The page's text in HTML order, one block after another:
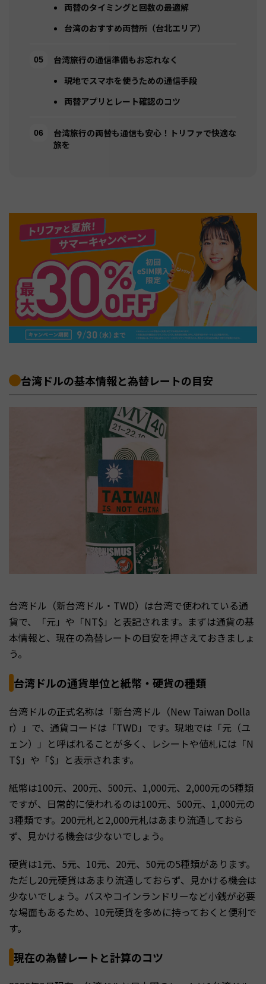
両替のタイミングと回数の最適解
台湾のおすすめ両替所（台北エリア）
台湾旅行の通信準備もお忘れなく
現地でスマホを使うための通信手段
両替アプリとレート確認のコツ
台湾旅行の両替も通信も安心！トリファで快適な
旅を
台湾ドルの基本情報と為替レートの目安
台湾ドル（新台湾ドル・TWD）は台湾で使われている通
貨で、「元」や「NT$」と表記されます。まずは通貨の基
本情報と、現在の為替レートの目安を押さえておきましょ
う。
台湾ドルの通貨単位と紙幣・硬貨の種類
台湾ドルの正式名称は「新台湾ドル（New Taiwan Dolla
r）」で、通貨コードは「TWD」です。現地では「元（ユ
ェン）」と呼ばれることが多く、レシートや値札には「N
T$」や「$」と表示されます。
紙幣は100元、200元、500元、1,000元、2,000元の5種類
ですが、日常的に使われるのは100元、500元、1,000元の
3種類です。200元札と2,000元札はあまり流通しておら
ず、見かける機会は少ないでしょう。
硬貨は1元、5元、10元、20元、50元の5種類があります。
ただし20元硬貨はあまり流通しておらず、見かける機会は
少ないでしょう。バスやコインランドリーなど小銭が必要
な場面もあるため、10元硬貨を多めに持っておくと便利で
す。
現在の為替レートと計算のコツ